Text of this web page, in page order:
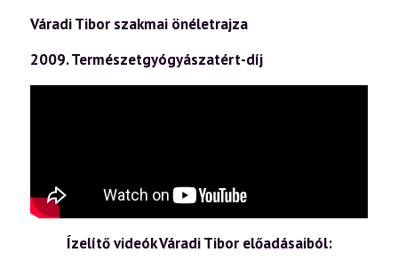
Váradi Tibor szakmai önéletrajza
2009. Természetgyógyászatért-díj
Ízelítő videók Váradi Tibor előadásaiból: